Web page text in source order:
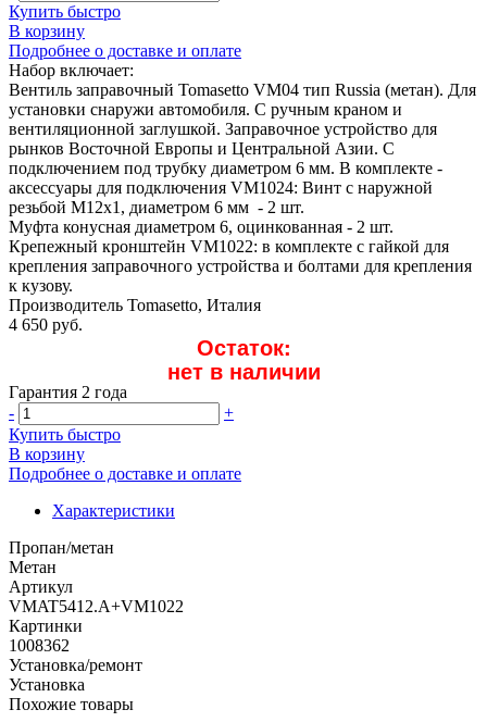
Купить быстро
В корзину
Подробнее о доставке и оплате
Набор включает:
Вентиль заправочный Tomasetto VM04 тип Russia (метан). Для
установки снаружи автомобиля. С ручным краном и
вентиляционной заглушкой. Заправочное устройство для
рынков Восточной Европы и Центральной Азии. С
подключением под трубку диаметром 6 мм. В комплекте -
аксессуары для подключения VM1024: Винт с наружной
резьбой М12x1, диаметром 6 мм - 2 шт.
Муфта конусная диаметром 6, оцинкованная - 2 шт.
Крепежный кронштейн VM1022: в комплекте с гайкой для
крепления заправочного устройства и болтами для крепления
к кузову.
Производитель Tomasetto, Италия
4 650 руб.
Остаток:
нет в наличии
Гарантия 2 года
-
+
Купить быстро
В корзину
Подробнее о доставке и оплате
Характеристики
Пропан/метан
Метан
Артикул
VMAT5412.A+VM1022
Картинки
1008362
Установка/ремонт
Установка
Похожие товары